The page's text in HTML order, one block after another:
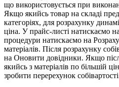
що використовується при
Якщо якийсь товар на складі
категоріях, для розрахунку
ціна. У прайс-листі натискаємо
процедури натискаємо на
матеріалів. Після розрахунку
на Оновити довідники. Якщо
якийсь з матеріалів по більшій
зробити перерехунок